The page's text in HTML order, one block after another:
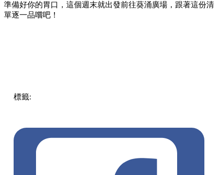
準備好你的胃口，這個週末就出發前往葵涌廣場，跟著這份清
單逐一品嚐吧！
標籤: